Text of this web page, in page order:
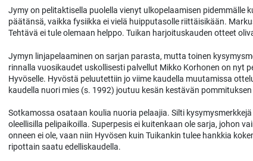
Jymy on pelitaktisella puolella vienyt ulkopelaamisen
päätänsä, vaikka fysiikka ei vielä huipputasolle riittäisikään.
Tehtävä ei tule olemaan helppo. Tuikan harjoituskauden otteet
Jymyn linjapelaaminen on sarjan parasta, mutta toinen
rinnalla vuosikaudet uskollisesti palvellut Mikko Korhonen on nyt
Hyvöselle. Hyvöstä peluutettiin jo viime kaudella muutamissa
kaudella nuori mies (s. 1992) joutuu kesän kestävän
Sotkamossa osataan koulia nuoria pelaajia. Silti
oleellisilla pelipaikoilla. Superpesis ei kuitenkaan ole sarja, johon
onneen ei ole, vaan niin Hyvösen kuin Tuikankin tulee hankkia
ripottain saatu edelliskaudella.